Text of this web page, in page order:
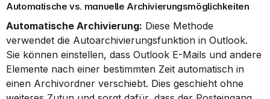
Automatische vs. manuelle Archivierungsmöglichkeiten
Automatische Archivierung: Diese Methode
verwendet die Autoarchivierungsfunktion in Outlook.
Sie können einstellen, dass Outlook E-Mails und andere
Elemente nach einer bestimmten Zeit automatisch in
einen Archivordner verschiebt. Dies geschieht ohne